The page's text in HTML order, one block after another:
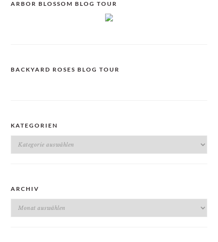
ARBOR BLOSSOM BLOG TOUR
BACKYARD ROSES BLOG TOUR
KATEGORIEN
Kategorien
ARCHIV
Archiv